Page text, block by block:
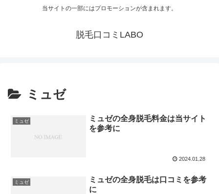
当サイトの一部にはプロモーションが含まれます。
脱毛口コミLABO
ミュゼ
ミュゼ
ミュゼの全身脱毛料金は当サイト
を参考に
2024.01.28
ミュゼ
ミュゼの全身脱毛は口コミを参考
に